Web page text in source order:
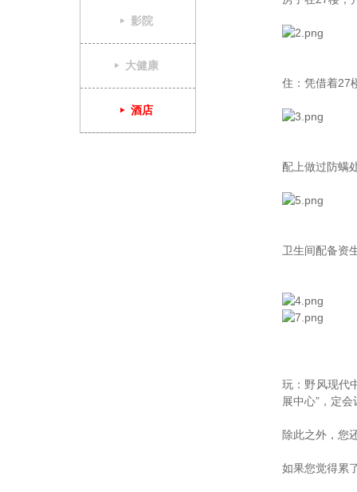
影院
大健康
酒店
住：凭借着27
配上做过防螨
卫生间配备资
玩：野风现代
展中心”，定
除此之外，您
如果您觉得累